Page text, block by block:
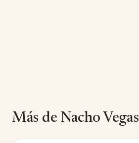
Más de Nacho Vegas